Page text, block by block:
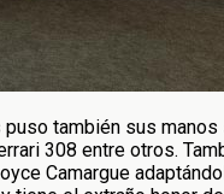
puso también sus
308 entre otros.
Camargue